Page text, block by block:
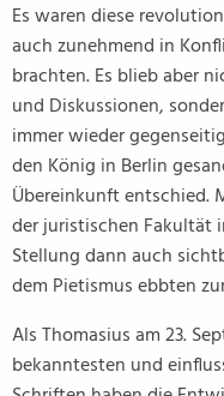
Es waren diese
auch zunehmend in
brachten. Es blieb aber
und Diskussionen,
immer wieder
den König in Berlin
Übereinkunft entschied.
der juristischen Fakultät
Stellung dann auch
dem Pietismus ebbten
Als Thomasius am 23.
bekanntesten und